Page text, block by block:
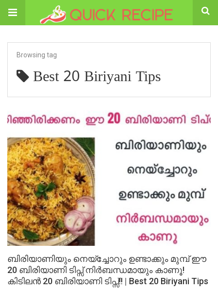
Browsing tag
Best 20 Biriyani Tips
ബിരിയാണിയും നെയ്‌ച്ചോറും ഉണ്ടാക്കും മുമ്പ് ഈ
20 ബിരിയാണി ടിപ്സ് നിർബന്ധമായും കാണൂ!
കിടിലൻ 20 ബിരിയാണി ടിപ്സ്!! | Best 20 Biriyani Tips